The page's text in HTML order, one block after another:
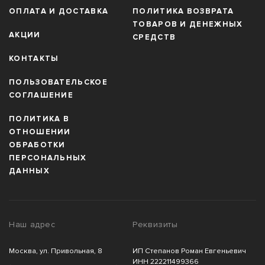
ОПЛАТА И ДОСТАВКА
АКЦИИ
КОНТАКТЫ
ПОЛЬЗОВАТЕЛЬСКОЕ
СОГЛАШЕНИЕ
ПОЛИТИКА В
ОТНОШЕНИИ
ОБРАБОТКИ
ПЕРСОНАЛЬНЫХ
ДАННЫХ
ПОЛИТИКА ВОЗВРАТА
ТОВАРОВ И ДЕНЕЖНЫХ
СРЕДСТВ
Наш адрес
Москва, ул. Привольная, 8
Реквизиты
ИП Степанов Роман Евгеньевич
ИНН 222211499366